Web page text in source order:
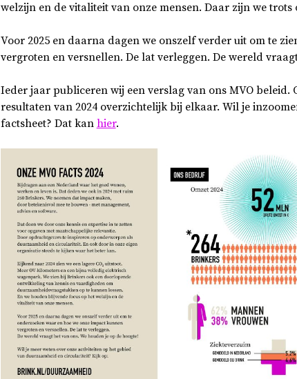
welzijn en de vitaliteit van onze mensen. Daar zijn we trots
Voor 2025 en daarna dagen we onszelf verder uit om te
vergroten en versnellen. De lat verleggen. De wereld
Ieder jaar publiceren wij een verslag van ons MVO beleid.
resultaten van 2024 overzichtelijk bij elkaar. Wil je
factsheet? Dat kan hier.